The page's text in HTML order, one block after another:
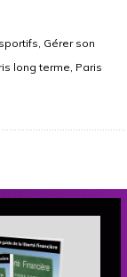
Gérer son
long terme, Paris